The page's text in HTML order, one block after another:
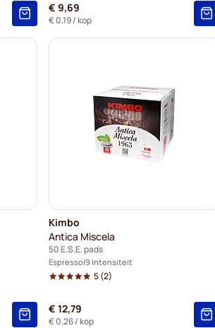
€ 9,69
€ 0,19/ kop
Kimbo
Antica Miscela
50 E.S.E. pads
Espresso 9 Intensiteit
5(2)
€ 12,79
€ 0,26/ kop